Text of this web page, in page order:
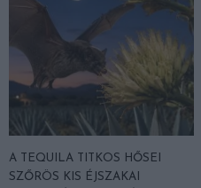
A TEQUILA TITKOS HŐSEI
SZŐRÖS KIS ÉJSZAKAI